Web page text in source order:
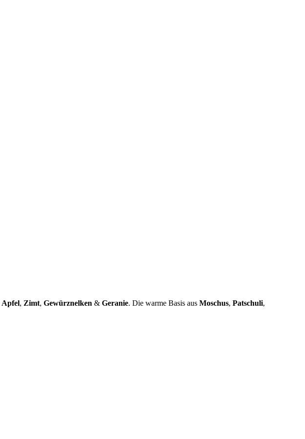
Apfel, Zimt, Gewürznelken & Geranie. Die warme Basis aus Moschus, Patschuli,